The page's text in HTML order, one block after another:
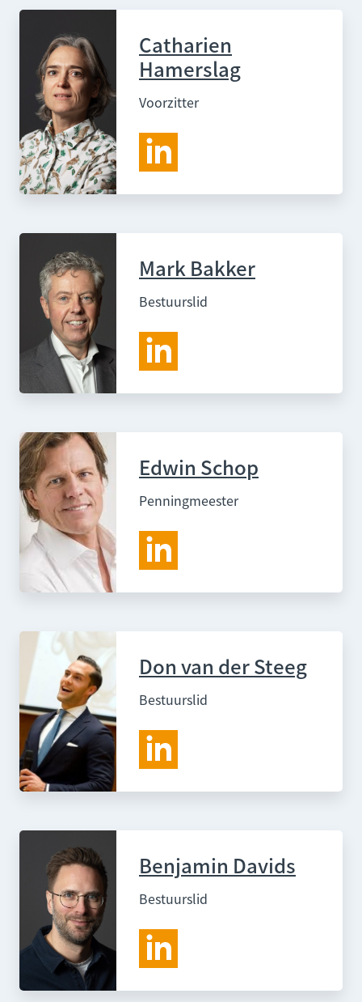
Catharien
Hamerslag
Voorzitter
Mark Bakker
Bestuurslid
Edwin Schop
Penningmeester
Don van der Steeg
Bestuurslid
Benjamin Davids
Bestuurslid